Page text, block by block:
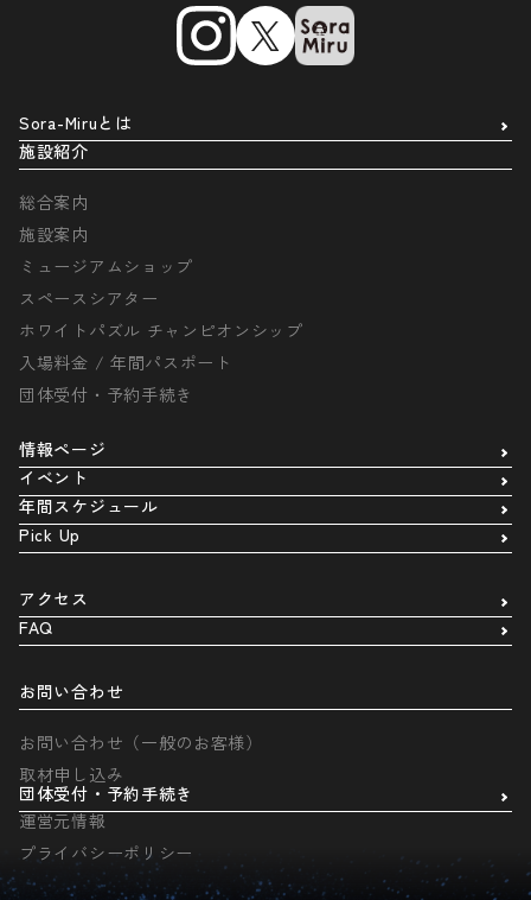
Sora-Miruとは
施設紹介
総合案内
施設案内
ミュージアムショップ
スペースシアター
ホワイトパズル チャンピオンシップ
入場料金 / 年間パスポート
団体受付・予約手続き
情報ページ
イベント
年間スケジュール
Pick Up
アクセス
FAQ
お問い合わせ
お問い合わせ（一般のお客様）
取材申し込み
団体受付・予約手続き
運営元情報
プライバシーポリシー